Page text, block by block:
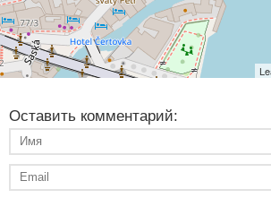
Оставить комментарий: